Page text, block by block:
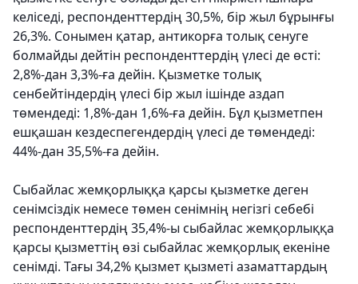
келіседі, респонденттердің 30,5%, бір жыл бұрынғы
26,3%. Сонымен қатар, антикорға толық сенуге
болмайды дейтін респонденттердің үлесі де өсті:
2,8%-дан 3,3%-ға дейін. Қызметке толық
сенбейтіндердің үлесі бір жыл ішінде аздап
төмендеді: 1,8%-дан 1,6%-ға дейін. Бұл қызметпен
ешқашан кездеспегендердің үлесі де төмендеді:
44%-дан 35,5%-ға дейін.
Сыбайлас жемқорлыққа қарсы қызметке деген
сенімсіздік немесе төмен сенімнің негізгі себебі
респонденттердің 35,4%-ы сыбайлас жемқорлыққа
қарсы қызметтің өзі сыбайлас жемқорлық екеніне
сенімді. Тағы 34,2% қызмет қызметі азаматтардың